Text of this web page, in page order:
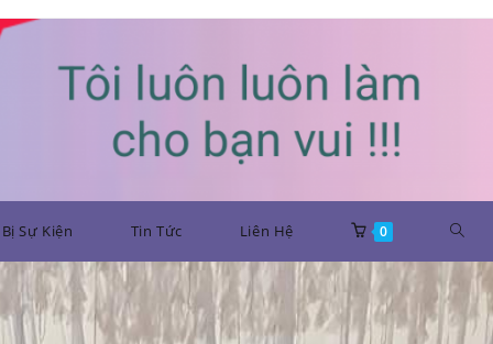
Sự Kiện Tin Tức Liên Hệ 0